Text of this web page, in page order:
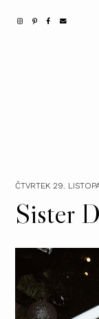
ČTVRTEK 29.
Sister